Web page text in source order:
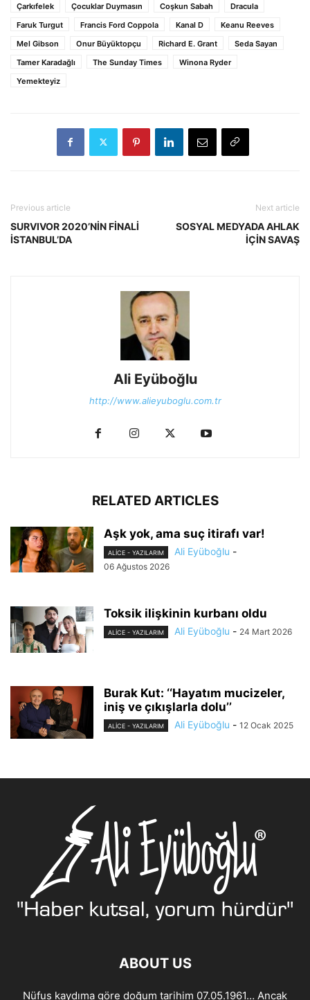
Çarkıfelek
Çocuklar Duymasın Coşkun Sabah
Dracula
Faruk Turgut
Francis Ford Coppola Kanal D
Keanu Reeves
Mel Gibson
Onur Büyüktopçu Richard E. Grant
Seda Sayan
Tamer Karadağlı
The Sunday Times
Winona Ryder
Yemekteyiz
Previous article
SURVIVOR 2020’NİN FİNALİ
İSTANBUL’DA
Next article
SOSYAL MEDYADA AHLAK
İÇİN SAVAŞ
Ali Eyüboğlu
http://www.alieyuboglu.com.tr
RELATED ARTICLES
Aşk yok, ama suç itirafı var!
ALİCE - YAZILARIM Ali Eyüboğlu -
06 Ağustos 2026
Toksik ilişkinin kurbanı oldu
ALİCE - YAZILARIM Ali Eyüboğlu - 24 Mart 2026
Burak Kut: ‘‘Hayatım mucizeler,
iniş ve çıkışlarla dolu’’
ALİCE - YAZILARIM Ali Eyüboğlu - 12 Ocak 2025
ABOUT US
Nüfus kaydıma göre doğum tarihim 07.05.1961… Ancak